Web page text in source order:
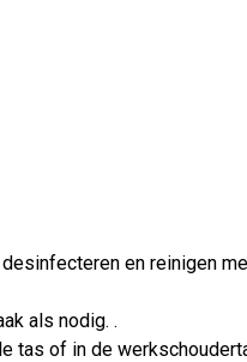
en reinigen
als nodig. .
tas of in de